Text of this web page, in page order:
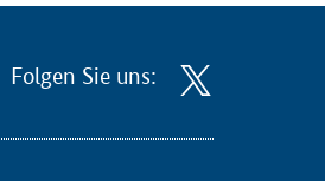
Folgen Sie uns: